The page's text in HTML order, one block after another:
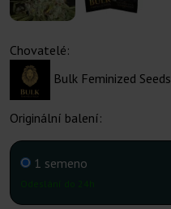
Chovatelé:
Bulk Feminized Seeds
Originální balení:
1 semeno